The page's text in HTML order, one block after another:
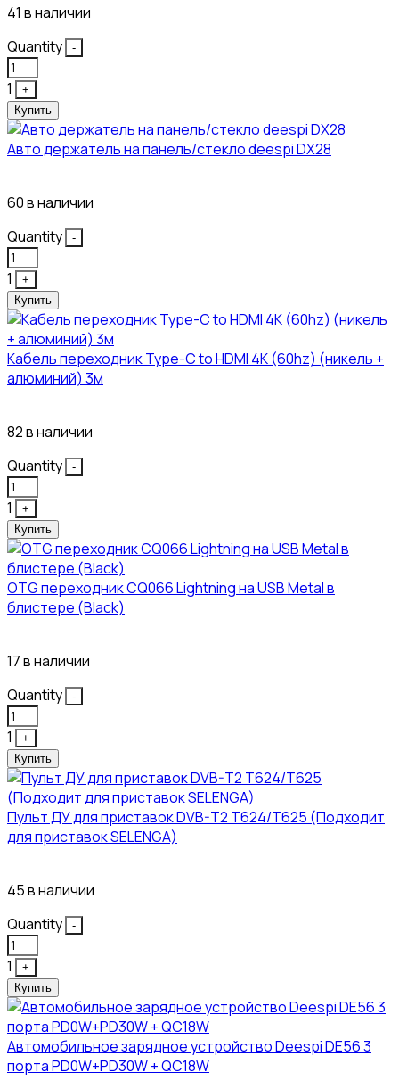
41 в наличии
Quantity
-
1
+
Купить
Авто держатель на панель/стекло deespi DX28
60 в наличии
Quantity
-
1
+
Купить
Кабель переходник Type-C to HDMI 4K (60hz) (никель +
алюминий) 3м
82 в наличии
Quantity
-
1
+
Купить
OTG переходник CQ066 Lightning на USB Metal в
блистере (Black)
17 в наличии
Quantity
-
1
+
Купить
Пульт ДУ для приставок DVB-T2 T624/T625 (Подходит
для приставок SELENGA)
45 в наличии
Quantity
-
1
+
Купить
Автомобильное зарядное устройство Deespi DE56 3
порта PD0W+PD30W + QC18W